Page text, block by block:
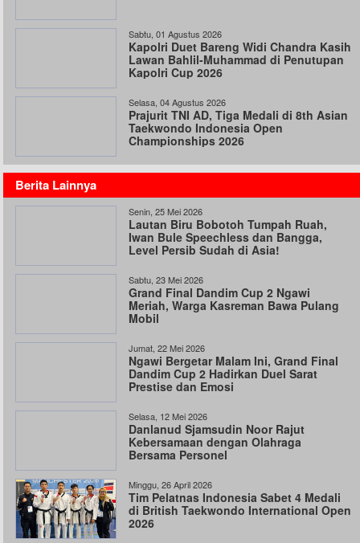
Sabtu, 01 Agustus 2026
Kapolri Duet Bareng Widi Chandra Kasih
Lawan Bahlil-Muhammad di Penutupan
Kapolri Cup 2026
Selasa, 04 Agustus 2026
Prajurit TNI AD, Tiga Medali di 8th Asian
Taekwondo Indonesia Open
Championships 2026
Berita Lainnya
Senin, 25 Mei 2026
Lautan Biru Bobotoh Tumpah Ruah,
Iwan Bule Speechless dan Bangga,
Level Persib Sudah di Asia!
Sabtu, 23 Mei 2026
Grand Final Dandim Cup 2 Ngawi
Meriah, Warga Kasreman Bawa Pulang
Mobil
Jumat, 22 Mei 2026
Ngawi Bergetar Malam Ini, Grand Final
Dandim Cup 2 Hadirkan Duel Sarat
Prestise dan Emosi
Selasa, 12 Mei 2026
Danlanud Sjamsudin Noor Rajut
Kebersamaan dengan Olahraga
Bersama Personel
Minggu, 26 April 2026
Tim Pelatnas Indonesia Sabet 4 Medali
di British Taekwondo International Open
2026